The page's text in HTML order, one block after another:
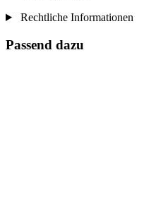
Rechtliche Informationen
Passend dazu